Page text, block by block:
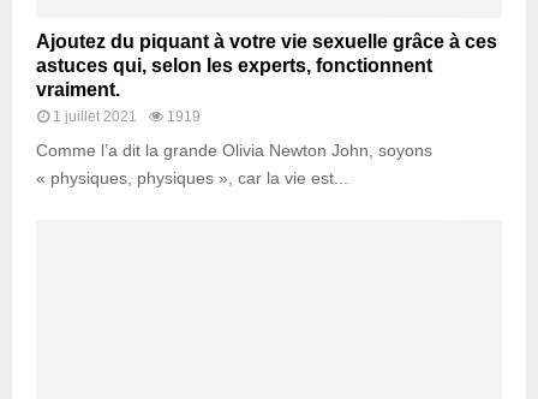
Ajoutez du piquant à votre vie sexuelle grâce à ces
astuces qui, selon les experts, fonctionnent
vraiment.
1 juillet 2021 1919
Comme l’a dit la grande Olivia Newton John, soyons
« physiques, physiques », car la vie est...